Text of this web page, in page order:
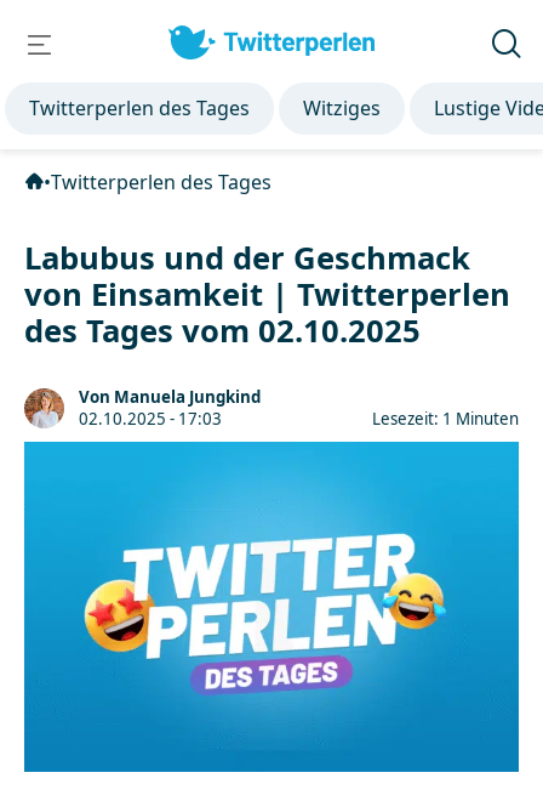
Twitterperlen des Tages Witziges Lustige
•Twitterperlen des Tages
Labubus und der Geschmack
von Einsamkeit | Twitterperlen
des Tages vom 02.10.2025
Von Manuela Jungkind
02.10.2025 - 17:03
Lesezeit: 1 Minuten